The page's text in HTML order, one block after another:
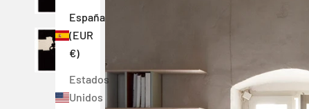
España
(EUR
€)
Estados
Unidos